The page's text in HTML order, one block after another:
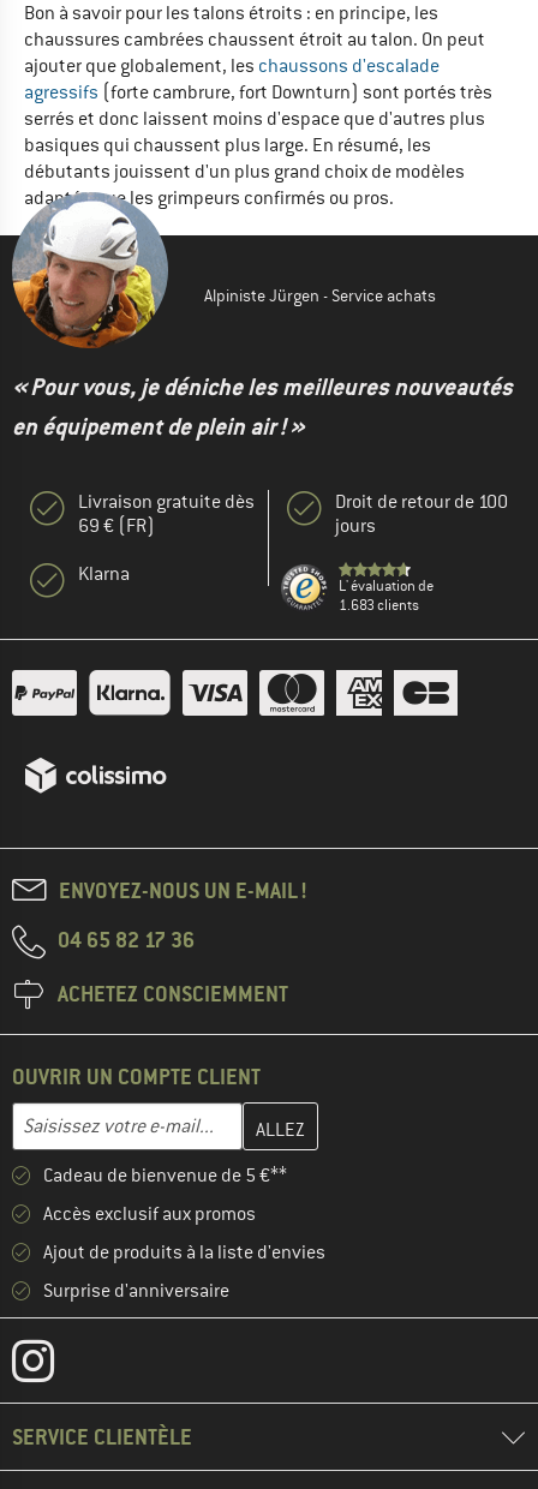
Bon à savoir pour les talons étroits : en principe, les
chaussures cambrées chaussent étroit au talon. On peut
ajouter que globalement, les chaussons d'escalade
agressifs (forte cambrure, fort Downturn) sont portés très
serrés et donc laissent moins d'espace que d'autres plus
basiques qui chaussent plus large. En résumé, les
débutants jouissent d'un plus grand choix de modèles
adaptés que les grimpeurs confirmés ou pros.
Alpiniste Jürgen - Service achats
« Pour vous, je déniche les meilleures nouveautés
en équipement de plein air ! »
Livraison gratuite dès
69 € (FR)
Klarna
Droit de retour de 100
jours
L' évaluation de
1.683 clients
ENVOYEZ-NOUS UN E-MAIL !
04 65 82 17 36
ACHETEZ CONSCIEMMENT
OUVRIR UN COMPTE CLIENT
Adresse e-mail
Entrez votre adresse e-mail ici et créez votre compte client à la
Cadeau de bienvenue de 5 €**
Accès exclusif aux promos
Ajout de produits à la liste d'envies
Surprise d'anniversaire
SERVICE CLIENTÈLE